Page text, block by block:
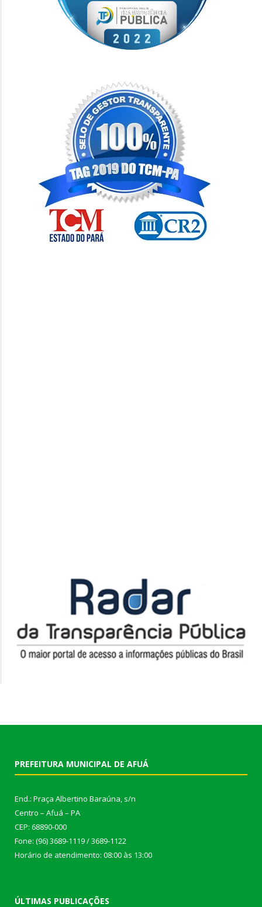
PREFEITURA MUNICIPAL DE AFUÁ
End.: Praça Albertino Baraúna, s/n
Centro – Afuá – PA
CEP: 68890-000
Fone: (96) 3689-1119 / 3689-1122
Horário de atendimento: 08:00 às 13:00
ÚLTIMAS PUBLICAÇÕES